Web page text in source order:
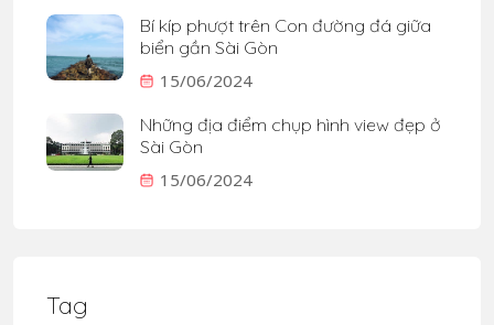
Bí kíp phượt trên Con đường đá giữa
biển gần Sài Gòn
15/06/2024
Những địa điểm chụp hình view đẹp ở
Sài Gòn
15/06/2024
Tag